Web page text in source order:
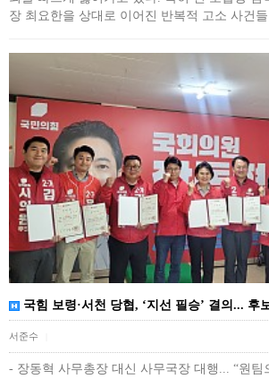
장 최요한을 상대로 이어진 반복적 고소 사건
국힘 보령·서천 당협, ‘지선 필승’ 결의... 후
서준수
- 장동혁 사무총장 대신 사무국장 대행... “원팀